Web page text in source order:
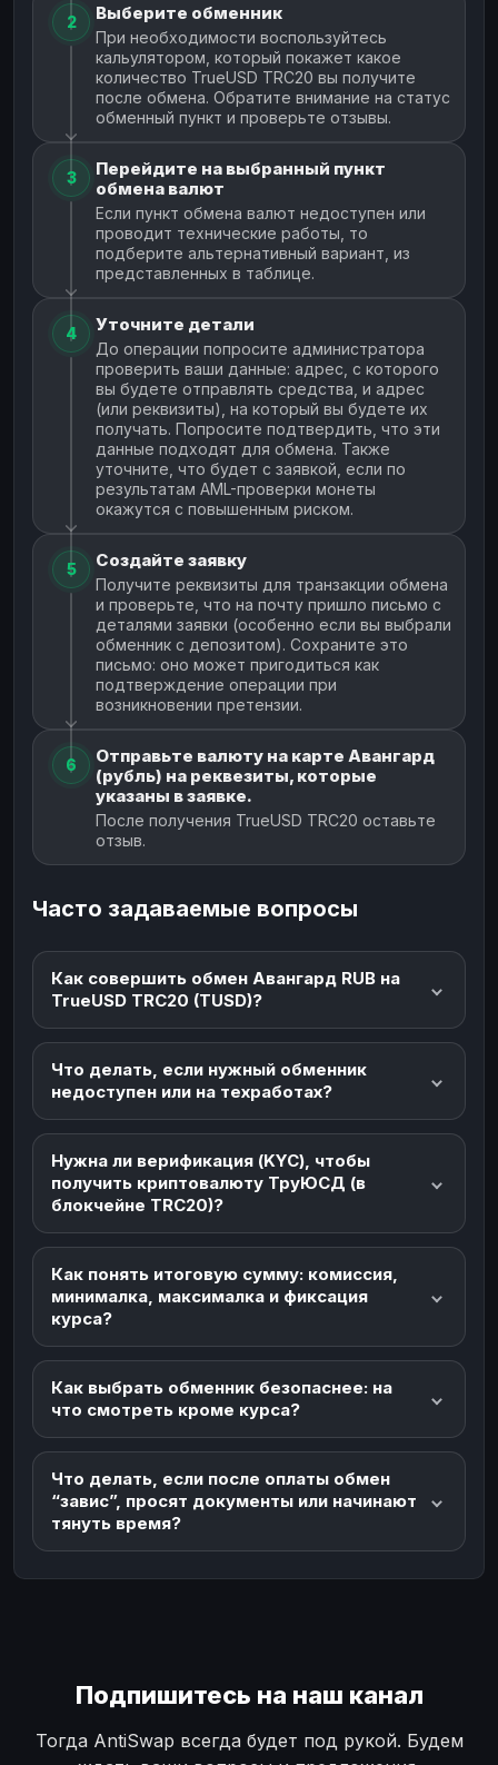
2 Выберите обменник
При необходимости воспользуйтесь
кальулятором, который покажет какое
количество TrueUSD TRC20 вы получите
после обмена. Обратите внимание на статус
обменный пункт и проверьте отзывы.
3
Перейдите на выбранный пункт
обмена валют
Если пункт обмена валют недоступен или
проводит технические работы, то
подберите альтернативный вариант, из
представленных в таблице.
4 Уточните детали
До операции попросите администратора
проверить ваши данные: адрес, с которого
вы будете отправлять средства, и адрес
(или реквизиты), на который вы будете их
получать. Попросите подтвердить, что эти
данные подходят для обмена. Также
уточните, что будет с заявкой, если по
результатам AML-проверки монеты
окажутся с повышенным риском.
5 Создайте заявку
Получите реквизиты для транзакции обмена
и проверьте, что на почту пришло письмо с
деталями заявки (особенно если вы выбрали
обменник с депозитом). Сохраните это
письмо: оно может пригодиться как
подтверждение операции при
возникновении претензии.
6
Отправьте валюту на карте Авангард
(рубль) на реквезиты, которые
указаны в заявке.
После получения TrueUSD TRC20 оставьте
отзыв.
Часто задаваемые вопросы
Как совершить обмен Авангард RUB на
TrueUSD TRC20 (TUSD)?
Что делать, если нужный обменник
недоступен или на техработах?
Нужна ли верификация (KYC), чтобы
получить криптовалюту ТруЮСД (в
блокчейне TRC20)?
Как понять итоговую сумму: комиссия,
минималка, максималка и фиксация
курса?
Как выбрать обменник безопаснее: на
что смотреть кроме курса?
Что делать, если после оплаты обмен
“завис”, просят документы или начинают
тянуть время?
Подпишитесь на наш канал
Тогда AntiSwap всегда будет под рукой. Будем